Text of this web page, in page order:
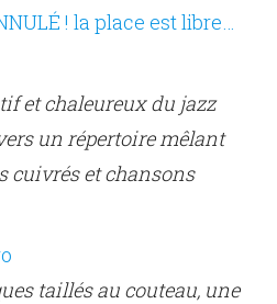
! la place est libre…
et chaleureux du jazz
un répertoire mêlant
cuivrés et chansons
taillés au couteau, une